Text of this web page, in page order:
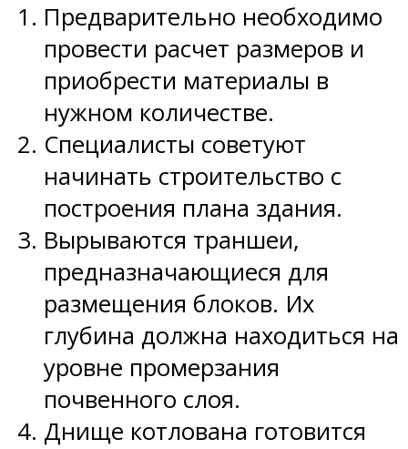
Предварительно необходимо
провести расчет размеров и
приобрести материалы в
нужном количестве.
Специалисты советуют
начинать строительство с
построения плана здания.
Вырываются траншеи,
предназначающиеся для
размещения блоков. Их
глубина должна находиться на
уровне промерзания
почвенного слоя.
Днище котлована готовится